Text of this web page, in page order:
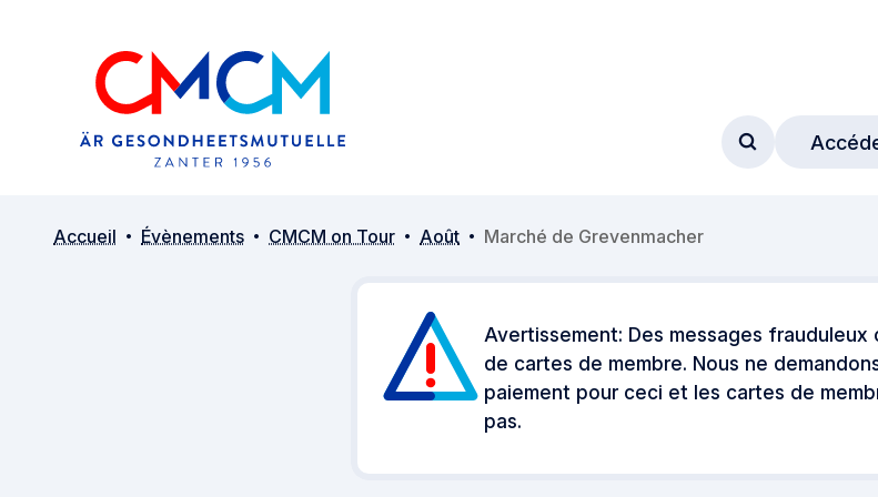
Accéder au
Accueil Évènements CMCM on Tour Août Marché de Grevenmacher
Avertissement: Des messages frauduleux
de cartes de membre. Nous ne
paiement pour ceci et les cartes de
pas.